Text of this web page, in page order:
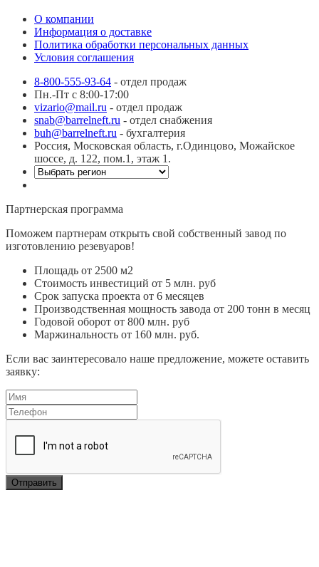
О компании
Информация о доставке
Политика обработки персональных данных
Условия соглашения
8-800-555-93-64 - отдел продаж
Пн.-Пт с 8:00-17:00
vizario@mail.ru - отдел продаж
snab@barrelneft.ru - отдел снабжения
buh@barrelneft.ru - бухгалтерия
Россия, Московская область, г.Одинцово, Можайское
шоссе, д. 122, пом.1, этаж 1.
Партнерская программа
Поможем партнерам открыть свой собственный завод по
изготовлению резевуаров!
Площадь от 2500 м2
Стоимость инвестиций от 5 млн. руб
Срок запуска проекта от 6 месяцев
Производственная мощность завода от 200 тонн в месяц
Годовой оборот от 800 млн. руб
Маржинальность от 160 млн. руб.
Если вас заинтересовало наше предложение, можете оставить
заявку: